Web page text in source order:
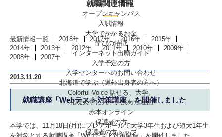
進学イベント
オープンキャンパス
入試情報
大学でかかるお金
学びの特徴
インターネット出願ガイド
入学予定の方
入学センターへのお問い合わせ
北海道で学ぶ（道外出身者の方へ）
Colorful-Voice 話せる、大学。
札幌大学に入学を決めた理由
赤本オンライン
保護者の方
保護者の方トップ
就職関連情報
最新情報一覧 2018年 2017年 2016年
2015年
2014年
2013年 2012年 2011年 2010年
2009年
2008年
2007年
2013.11.20
就職講座「Webテスト対策講座」を開催しました
本学では、11月18日(月)にプレアホールで大学3年生および短大1年生
を対象とする就職講座「Webテスト対策講座」を開催しました。